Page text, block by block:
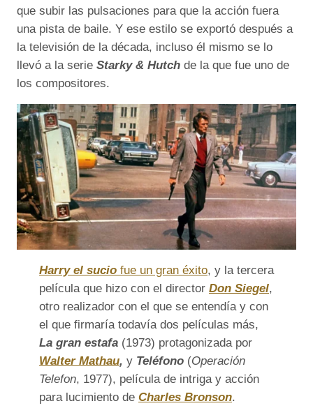
que subir las pulsaciones para que la acción fuera
una pista de baile. Y ese estilo se exportó después a
la televisión de la década, incluso él mismo se lo
llevó a la serie Starky & Hutch de la que fue uno de
los compositores.
Harry el sucio fue un gran éxito, y la tercera
película que hizo con el director Don Siegel,
otro realizador con el que se entendía y con
el que firmaría todavía dos películas más,
La gran estafa (1973) protagonizada por
Walter Mathau, y Teléfono (Operación
Telefon, 1977), película de intriga y acción
para lucimiento de Charles Bronson.